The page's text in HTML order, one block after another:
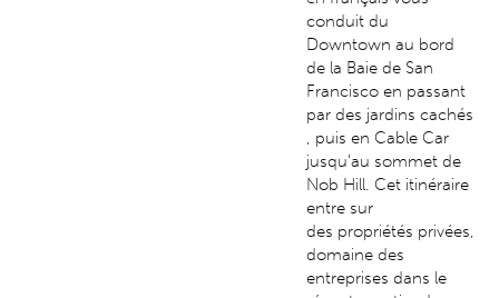
conduit du
Downtown au bord
de la Baie de San
Francisco en passant
par des jardins cachés
, puis en Cable Car
jusqu'au sommet de
Nob Hill. Cet itinéraire
entre sur
des propriétés privées,
domaine des
entreprises dans le